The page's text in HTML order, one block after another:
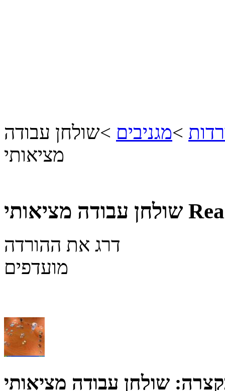
>מגניבים >שולחן עבודה
מציאותי
דרג את ההורדה
מועדפים
שולחן עבודה מציאותי